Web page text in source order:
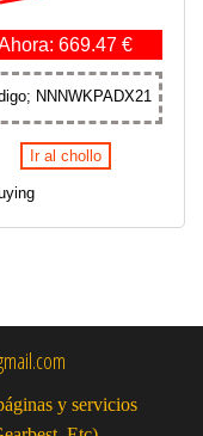
669.47 €
NNNWKPADX21
Ir al chollo
y servicios